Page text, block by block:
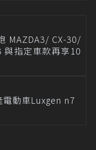
MAZDA3/ CX-30/
與指定車款再享10
動車Luxgen n7